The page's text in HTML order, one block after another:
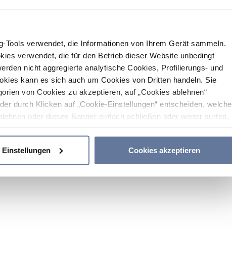
verwendet, die Informationen von Ihrem Gerät sammeln.
verwendet, die für den Betrieb dieser Website unbedingt
nicht aggregierte analytische Cookies, Profilierungs- und
kann es sich auch um Cookies von Dritten handeln. Sie
von Cookies zu akzeptieren, auf „Cookies ablehnen“
durch Klicken auf „Cookie-Einstellungen“ entscheiden, welche
oder dieses Banner einfach schließen oder weiter surfen,
Einstellungen Cookies akzeptieren